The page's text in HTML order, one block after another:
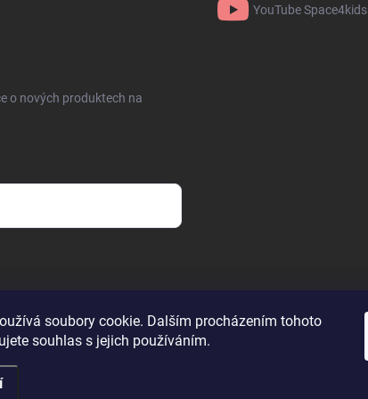
soubory cookie. Dalším procházením tohoto
souhlas s jejich používáním.
YouTube Space4kids
o nových produktech na
Facebook OneSpace Instagram YouTube Space4kids